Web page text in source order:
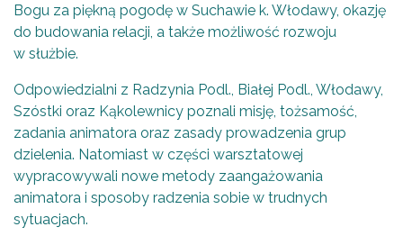
Bogu za piękną pogodę w Suchawie k. Włodawy, okazję
do budowania relacji, a także możliwość rozwoju
w służbie.
Odpowiedzialni z Radzynia Podl., Białej Podl., Włodawy,
Szóstki oraz Kąkolewnicy poznali misję, tożsamość,
zadania animatora oraz zasady prowadzenia grup
dzielenia. Natomiast w części warsztatowej
wypracowywali nowe metody zaangażowania
animatora i sposoby radzenia sobie w trudnych
sytuacjach.